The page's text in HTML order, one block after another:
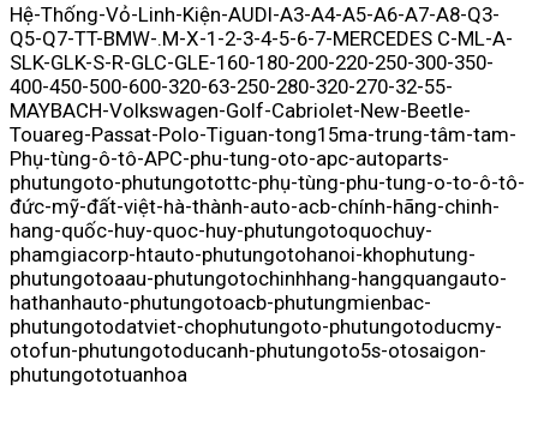
Hệ-Thống-Vỏ-Linh-Kiện-AUDI-A3-A4-A5-A6-A7-A8-Q3-
Q5-Q7-TT-BMW-.M-X-1-2-3-4-5-6-7-MERCEDES C-ML-A-
SLK-GLK-S-R-GLC-GLE-160-180-200-220-250-300-350-
400-450-500-600-320-63-250-280-320-270-32-55-
MAYBACH-Volkswagen-Golf-Cabriolet-New-Beetle-
Touareg-Passat-Polo-Tiguan-tong15ma-trung-tâm-tam-
Phụ-tùng-ô-tô-APC-phu-tung-oto-apc-autoparts-
phutungoto-phutungotottc-phụ-tùng-phu-tung-o-to-ô-tô-
đức-mỹ-đất-việt-hà-thành-auto-acb-chính-hãng-chinh-
hang-quốc-huy-quoc-huy-phutungotoquochuy-
phamgiacorp-htauto-phutungotohanoi-khophutung-
phutungotoaau-phutungotochinhhang-hangquangauto-
hathanhauto-phutungotoacb-phutungmienbac-
phutungotodatviet-chophutungoto-phutungotoducmy-
otofun-phutungotoducanh-phutungoto5s-otosaigon-
phutungototuanhoa